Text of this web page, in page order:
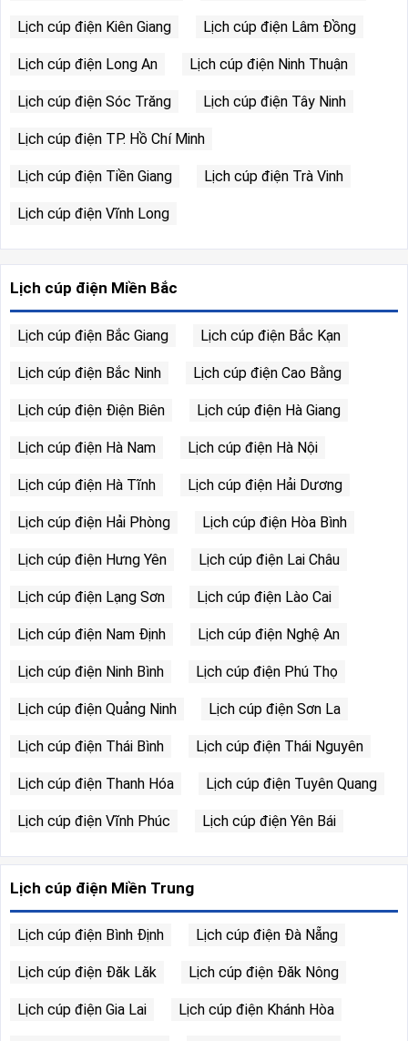
Lịch cúp điện Kiên Giang Lịch cúp điện Lâm Đồng
Lịch cúp điện Long An Lịch cúp điện Ninh Thuận
Lịch cúp điện Sóc Trăng Lịch cúp điện Tây Ninh
Lịch cúp điện TP. Hồ Chí Minh
Lịch cúp điện Tiền Giang Lịch cúp điện Trà Vinh
Lịch cúp điện Vĩnh Long
Lịch cúp điện Miền Bắc
Lịch cúp điện Bắc Giang Lịch cúp điện Bắc Kạn
Lịch cúp điện Bắc Ninh Lịch cúp điện Cao Bằng
Lịch cúp điện Điện Biên Lịch cúp điện Hà Giang
Lịch cúp điện Hà Nam Lịch cúp điện Hà Nội
Lịch cúp điện Hà Tĩnh Lịch cúp điện Hải Dương
Lịch cúp điện Hải Phòng Lịch cúp điện Hòa Bình
Lịch cúp điện Hưng Yên Lịch cúp điện Lai Châu
Lịch cúp điện Lạng Sơn Lịch cúp điện Lào Cai
Lịch cúp điện Nam Định Lịch cúp điện Nghệ An
Lịch cúp điện Ninh Bình Lịch cúp điện Phú Thọ
Lịch cúp điện Quảng Ninh Lịch cúp điện Sơn La
Lịch cúp điện Thái Bình Lịch cúp điện Thái Nguyên
Lịch cúp điện Thanh Hóa Lịch cúp điện Tuyên Quang
Lịch cúp điện Vĩnh Phúc Lịch cúp điện Yên Bái
Lịch cúp điện Miền Trung
Lịch cúp điện Bình Định Lịch cúp điện Đà Nẵng
Lịch cúp điện Đăk Lăk Lịch cúp điện Đăk Nông
Lịch cúp điện Gia Lai Lịch cúp điện Khánh Hòa